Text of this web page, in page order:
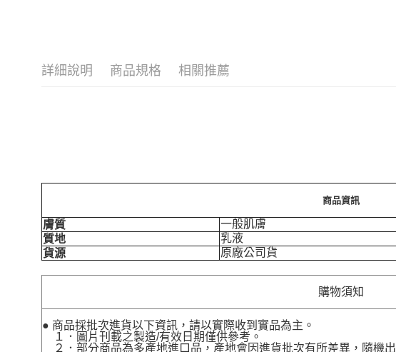
詳細說明 商品規格 相關推薦
商品資訊
膚質
一般肌膚
質地
乳液
貨源
原廠公司貨
購物須知
● 商品採批次進貨以下資訊，請以實際收到實品為主。
１．圖片刊載之製造/有效日期僅供參考。
２．部分商品為多產地進口品，產地會因進貨批次有所差異，隨機出